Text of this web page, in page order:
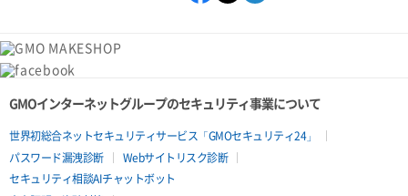
GMOインターネットグループのセキュリティ事業について
世界初総合ネットセキュリティサービス「GMOセキュリティ24」
パスワード漏洩診断
Webサイトリスク診断
セキュリティ相談AIチャットボット